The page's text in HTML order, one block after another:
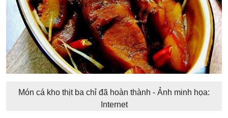
Món cá kho thịt ba chỉ đã hoàn thành - Ảnh minh họa:
Internet